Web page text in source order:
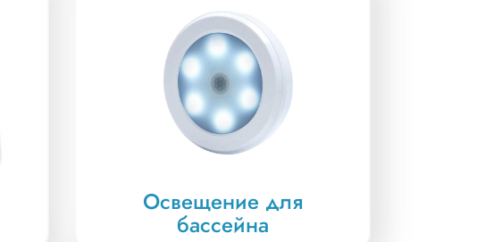
Освещение для
бассейна